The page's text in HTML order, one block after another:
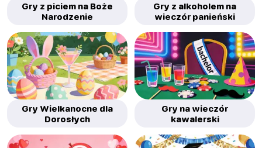
Gry z piciem na Boże
Narodzenie
Gry z alkoholem na
wieczór panieński
Gry Wielkanocne dla
Dorosłych
Gry na wieczór
kawalerski